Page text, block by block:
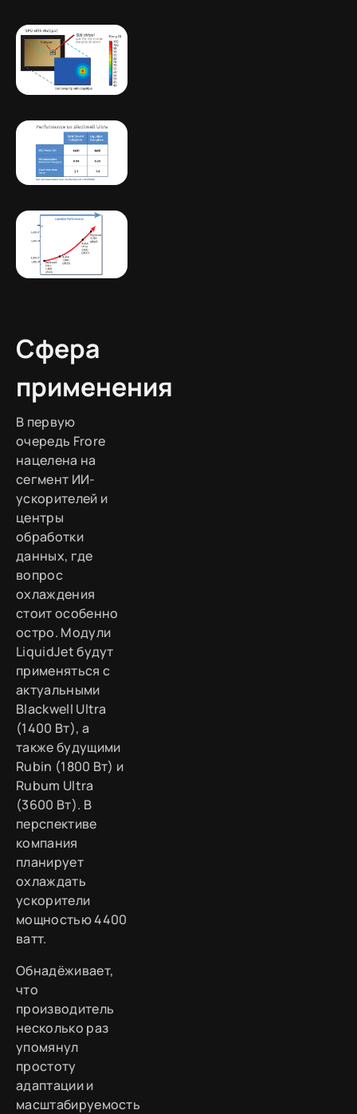
Сфера
применения
В первую
очередь Frore
нацелена на
сегмент ИИ-
ускорителей и
центры
обработки
данных, где
вопрос
охлаждения
стоит особенно
остро. Модули
LiquidJet будут
применяться с
актуальными
Blackwell Ultra
(1400 Вт), а
также будущими
Rubin (1800 Вт) и
Rubum Ultra
(3600 Вт). В
перспективе
компания
планирует
охлаждать
ускорители
мощностью 4400
ватт.
Обнадёживает,
что
производитель
несколько раз
упомянул
простоту
адаптации и
масштабируемость